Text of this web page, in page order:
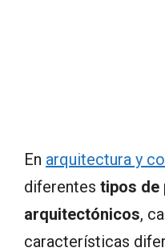
En arquitectura y
diferentes tipos de
arquitectónicos,
características